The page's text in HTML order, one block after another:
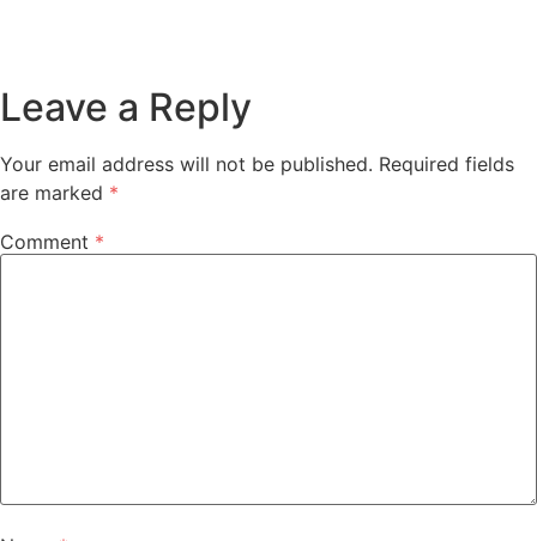
Leave a Reply
Your email address will not be published. Required fields
are marked *
Comment *